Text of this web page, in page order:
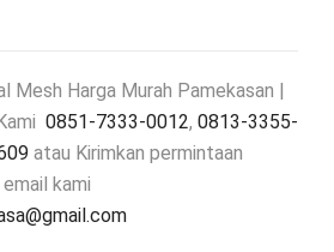
Mesh Harga Murah Pamekasan |
0851-7333-0012, 0813-3355-
atau Kirimkan permintaan
kami